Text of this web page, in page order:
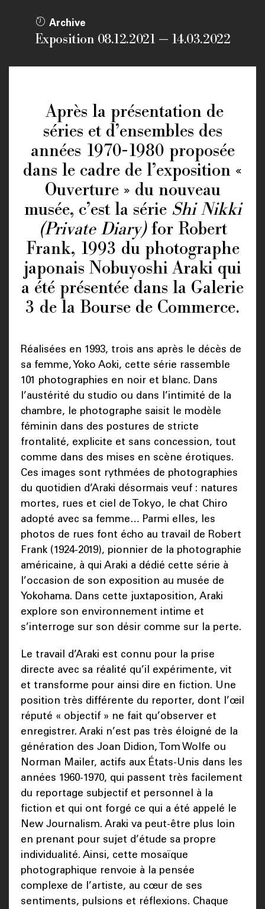
Archive
Exposition 08.12.2021 — 14.03.2022
Après la présentation de
séries et d’ensembles des
années 1970-1980 proposée
dans le cadre de l’exposition «
Ouverture » du nouveau
musée, c’est la série Shi Nikki
(Private Diary)for Robert
Frank, 1993 du photographe
japonais Nobuyoshi Araki qui
a été présentée dans la Galerie
3 de la Bourse de Commerce.
Réalisées en 1993, trois ans après le décès de
sa femme, Yoko Aoki, cette série rassemble
101 photographies en noir et blanc. Dans
l’austérité du studio ou dans l’intimité de la
chambre, le photographe saisit le modèle
féminin dans des postures de stricte
frontalité, explicite et sans concession, tout
comme dans des mises en scène érotiques.
Ces images sont rythmées de photographies
du quotidien d’Araki désormais veuf : natures
mortes, rues et ciel de Tokyo, le chat Chiro
adopté avec sa femme… Parmi elles, les
photos de rues font écho au travail de Robert
Frank (1924-2019), pionnier de la photographie
américaine, à qui Araki a dédié cette série à
l’occasion de son exposition au musée de
Yokohama. Dans cette juxtaposition, Araki
explore son environnement intime et
s’interroge sur son désir comme sur la perte.
Le travail d’Araki est connu pour la prise
directe avec sa réalité qu’il expérimente, vit
et transforme pour ainsi dire en fiction. Une
position très différente du reporter, dont l’œil
réputé « objectif » ne fait qu’observer et
enregistrer. Araki n’est pas très éloigné de la
génération des Joan Didion, Tom Wolfe ou
Norman Mailer, actifs aux États-Unis dans les
années 1960-1970, qui passent très facilement
du reportage subjectif et personnel à la
fiction et qui ont forgé ce qui a été appelé le
New Journalism. Araki va peut-être plus loin
en prenant pour sujet d’étude sa propre
individualité. Ainsi, cette mosaïque
photographique renvoie à la pensée
complexe de l’artiste, au cœur de ses
sentiments, pulsions et réflexions. Chaque